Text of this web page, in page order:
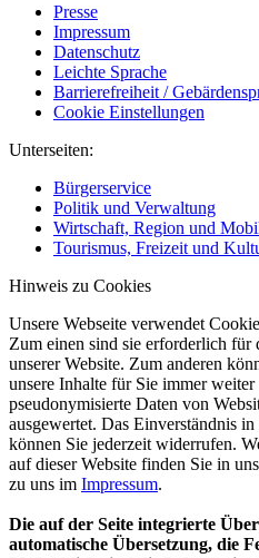
Presse
Impressum
Datenschutz
Leichte Sprache
Barrierefreiheit /
Cookie Einstellungen
Unterseiten:
Bürgerservice
Politik und Verwaltung
Wirtschaft, Region und
Tourismus, Freizeit und
Hinweis zu Cookies
Unsere Webseite verwendet
Zum einen sind sie erforderlich
unserer Website. Zum anderen
unsere Inhalte für Sie immer
pseudonymisierte Daten von
ausgewertet. Das Einverständnis
können Sie jederzeit widerrufen.
auf dieser Website finden Sie in
zu uns im Impressum.
Die auf der Seite integrierte
automatische Übersetzung, die